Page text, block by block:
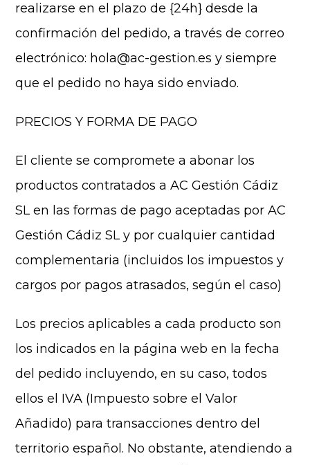
realizarse en el plazo de {24h} desde la
confirmación del pedido, a través de correo
electrónico: hola@ac-gestion.es y siempre
que el pedido no haya sido enviado.
PRECIOS Y FORMA DE PAGO
El cliente se compromete a abonar los
productos contratados a AC Gestión Cádiz
SL en las formas de pago aceptadas por AC
Gestión Cádiz SL y por cualquier cantidad
complementaria (incluidos los impuestos y
cargos por pagos atrasados, según el caso)
Los precios aplicables a cada producto son
los indicados en la página web en la fecha
del pedido incluyendo, en su caso, todos
ellos el IVA (Impuesto sobre el Valor
Añadido) para transacciones dentro del
territorio español. No obstante, atendiendo a